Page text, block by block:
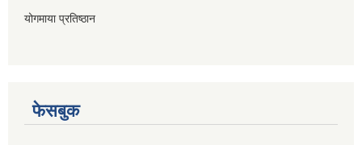
योगमाया प्रतिष्ठान
फेसबुक